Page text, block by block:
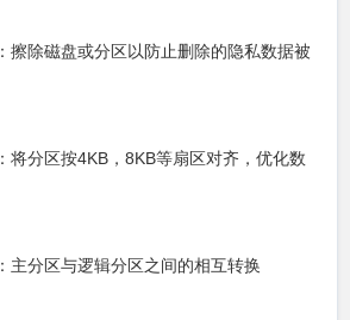
擦除磁盘或分区以防止删除的隐私数据被
将分区按4KB，8KB等扇区对齐，优化数
主分区与逻辑分区之间的相互转换